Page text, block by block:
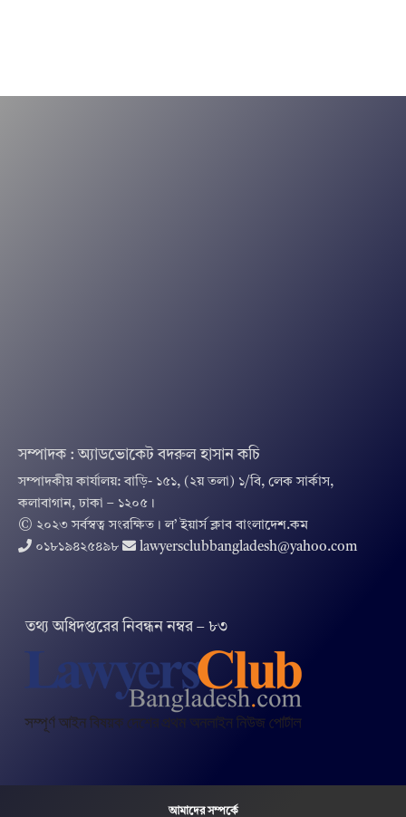
সম্পাদক : অ্যাডভোকেট বদরুল হাসান কচি
সম্পাদকীয় কার্যালয়: বাড়ি- ১৫১, (২য় তলা) ১/বি, লেক সার্কাস,
কলাবাগান, ঢাকা – ১২০৫।
© ২০২৩ সর্বস্বত্ব সংরক্ষিত । ল’ ইয়ার্স ক্লাব বাংলাদেশ.কম
০১৮১৯৪২৫৪৯৮
lawyersclubbangladesh@yahoo.com
তথ‌্য অ‌ধিদপ্ত‌রের নিবন্ধন নম্বর – ৮৩
আমাদের সম্পর্কে